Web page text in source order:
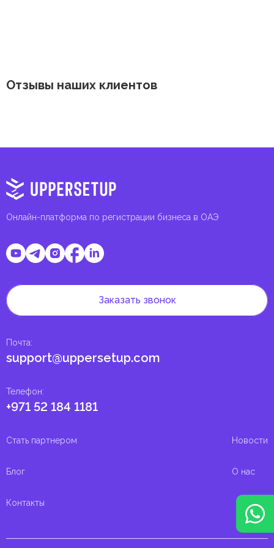
Отзывы наших клиентов
Онлайн-платформа по регистрации бизнеса в ОАЭ
Телефон:
+971 52 184 1181
Почта:
support@uppersetup.com
Заказать звонок
Стать партнером Новости
Блог О нас
Контакты